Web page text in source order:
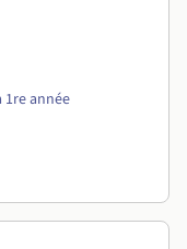
1re année